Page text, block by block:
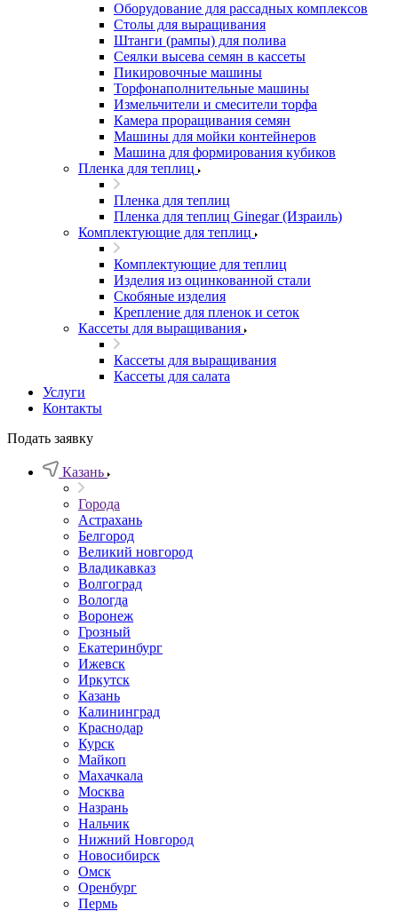
Оборудование для рассадных комплексов
Столы для выращивания
Штанги (рампы) для полива
Сеялки высева семян в кассеты
Пикировочные машины
Торфонаполнительные машины
Измельчители и смесители торфа
Камера проращивания семян
Машины для мойки контейнеров
Машина для формирования кубиков
Пленка для теплиц
Пленка для теплиц
Пленка для теплиц Ginegar (Израиль)
Комплектующие для теплиц
Комплектующие для теплиц
Изделия из оцинкованной стали
Скобяные изделия
Крепление для пленок и сеток
Кассеты для выращивания
Кассеты для выращивания
Кассеты для салата
Услуги
Контакты
Подать заявку
Казань
Города
Астрахань
Белгород
Великий новгород
Владикавказ
Волгоград
Вологда
Воронеж
Грозный
Екатеринбург
Ижевск
Иркутск
Казань
Калининград
Краснодар
Курск
Майкоп
Махачкала
Москва
Назрань
Нальчик
Нижний Новгород
Новосибирск
Омск
Оренбург
Пермь